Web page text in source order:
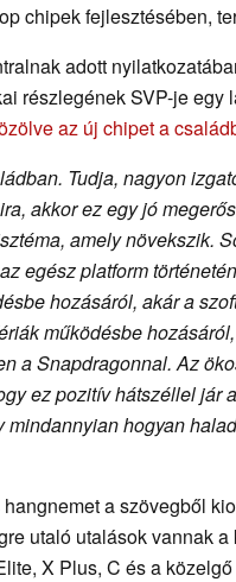
chipek fejlesztésében,
adott
részlegének SVP-je
az új chipet a
Tudja, nagyon
akkor ez egy jó
amely növekszik.
egész platform
hozásáról, akár a
működésbe
a Snapdragonnal. Az
ez pozitív hátszéllel jár
mindannyian hogyan
a szövegből
utaló utalások vannak
X Plus, C és a